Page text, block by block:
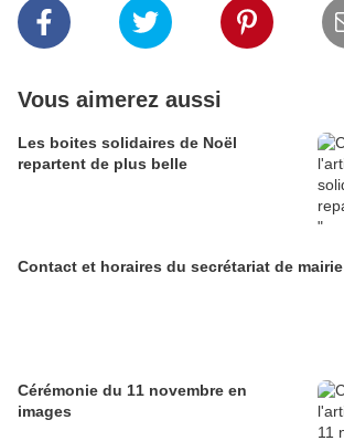
Vous aimerez aussi
Les boites solidaires de Noël
repartent de plus belle
Contact et horaires du secrétariat de mairie
Cérémonie du 11 novembre en
images